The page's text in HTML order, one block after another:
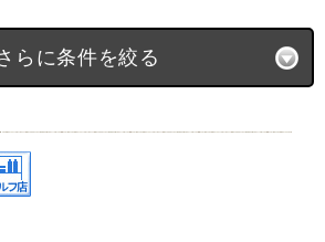
らに条件を絞る